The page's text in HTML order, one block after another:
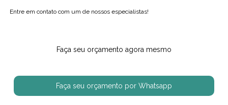
Entre em contato com um de nossos especialistas!
Faça seu orçamento agora mesmo
Faça seu orçamento por Whatsapp